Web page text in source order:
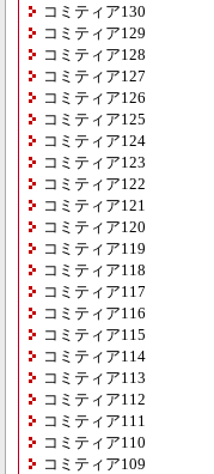
コミティア130
コミティア129
コミティア128
コミティア127
コミティア126
コミティア125
コミティア124
コミティア123
コミティア122
コミティア121
コミティア120
コミティア119
コミティア118
コミティア117
コミティア116
コミティア115
コミティア114
コミティア113
コミティア112
コミティア111
コミティア110
コミティア109